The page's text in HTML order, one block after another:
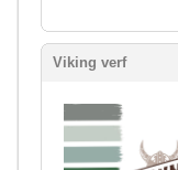
Viking verf